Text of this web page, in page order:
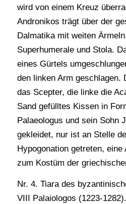
wird von einem Kreuz
Andronikos trägt über der
Dalmatika mit weiten
Superhumerale und Stola.
eines Gürtels
den linken Arm geschlagen.
das Scepter, die linke die
Sand gefülltes Kissen in
Palaeologus und sein Sohn
gekleidet, nur ist an Stelle
Hypogonation getreten, eine
zum Kostüm der
Nr. 4. Tiara des
VIII Palaiologos (1223-1282).